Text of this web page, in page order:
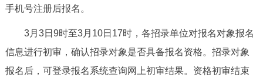
中介服务 阳光政务
政民互动
手机号注册后报名。
3月3日9时至3月10日17时，各招录单位对报名对象报名
信息进行初审，确认招录对象是否具备报名资格。招录对象
报名后，可登录报名系统查询网上初审结果。资格初审结束